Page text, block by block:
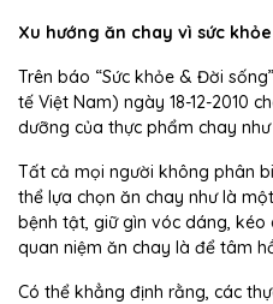
Xu hướng ăn chay vì sức khỏe
Trên báo “Sức khỏe & Đời
tế Việt Nam) ngày 18-12-2010
dưỡng của thực phẩm chay như
Tất cả mọi người không phân
thể lựa chọn ăn chay như là
bệnh tật, giữ gìn vóc dáng,
quan niệm ăn chay là để tâm
Có thể khẳng định rằng, các